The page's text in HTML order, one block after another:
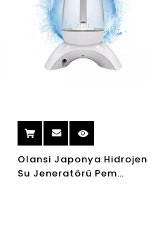
Olansi Japonya Hidrojen
Su Jeneratörü Pem